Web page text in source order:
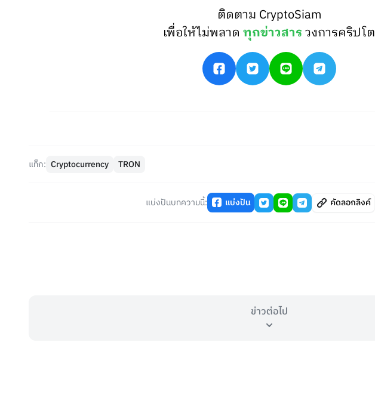
ติดตาม CryptoSiam
เพื่อให้ไม่พลาดทุกข่าวสารวงการคริปโต
แท็ก: Cryptocurrency TRON
แบ่งปันบทความนี้: แบ่งปัน คัดลอกลิงค์
ข่าวต่อไป